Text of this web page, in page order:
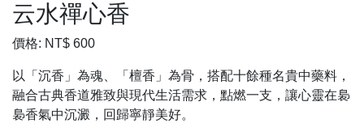
云水禪心香
價格: NT$ 600
以「沉香」為魂、「檀香」為骨，搭配十餘種名貴中藥料，
融合古典香道雅致與現代生活需求，點燃一支，讓心靈在裊
裊香氣中沉澱，回歸寧靜美好。